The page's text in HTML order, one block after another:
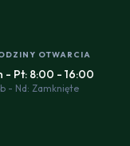
OTWARCIA
- Pt: 8:00 - 16:00
- Nd: Zamknięte